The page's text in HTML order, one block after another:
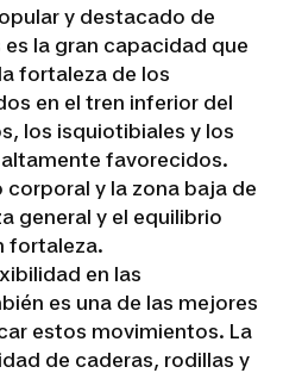
y destacado de
la gran capacidad que
fortaleza de los
en el tren inferior del
los isquiotibiales y los
favorecidos.
corporal y la zona baja de
general y el equilibrio
fortaleza.
en las
es una de las mejores
estos movimientos. La
de caderas, rodillas y